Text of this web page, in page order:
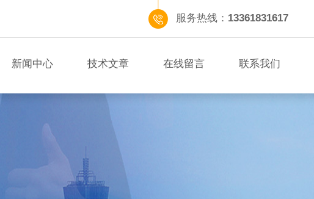
服务热线： 13361831617
新闻中心 技术文章 在线留言 联系我们